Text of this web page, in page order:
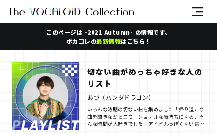
このページは -2021 Autumn- の情報です。
ボカコレの最新情報はこちら！
切ない曲がめっちゃ好きな人の
リスト
あづ（パンダドラゴン）
いろんな時期の切ない曲を集めました！帰り道この
曲を聞きながらエモーショナルな気持ちになる、そ
んな時間が大好きでした！アイドルっぽくない選曲